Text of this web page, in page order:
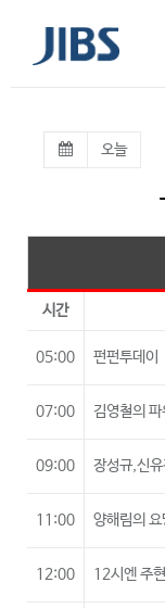
오늘
시간
05:00 펀펀투데이
07:00 김영철의
09:00 장성규,신
11:00 양해림의
12:00 12시엔 주